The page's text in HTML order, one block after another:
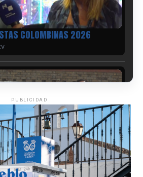
COLOMBINAS 2026
DE LAS FIESTAS COLOMBINAS
PUBLICIDAD